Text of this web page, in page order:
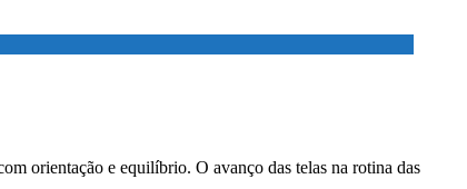
orientação e equilíbrio. O avanço das telas na rotina das